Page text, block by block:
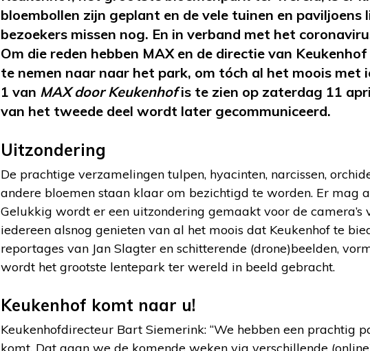
bloembollen zijn geplant en de vele tuinen en
bezoekers missen nog. En in verband met het
Om die reden hebben MAX en de directie van
te nemen naar naar het park, om tóch al het moois met
1 van MAX door Keukenhofis te zien op zaterdag 11
van het tweede deel wordt later gecommuniceerd.
Uitzondering
De prachtige verzamelingen tulpen, hyacinten, narcissen,
andere bloemen staan klaar om bezichtigd te worden. Er mag
Gelukkig wordt er een uitzondering gemaakt voor de camera’s
iedereen alsnog genieten van al het moois dat Keukenhof te
reportages van Jan Slagter en schitterende (drone)beelden,
wordt het grootste lentepark ter wereld in beeld gebracht.
Keukenhof komt naar u!
Keukenhofdirecteur Bart Siemerink: “We hebben een prachtig